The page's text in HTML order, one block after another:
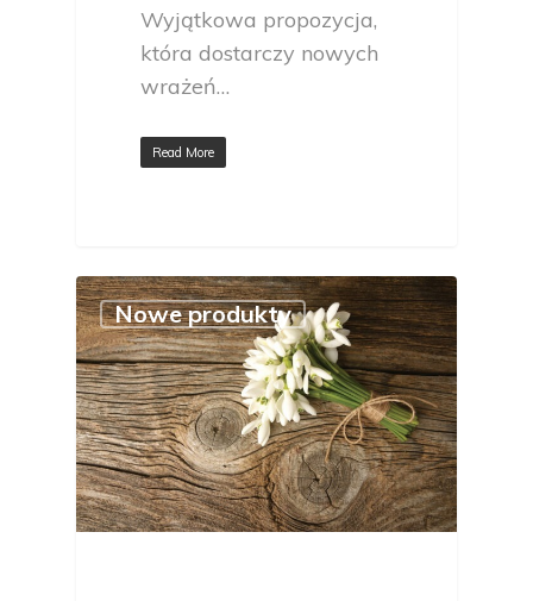
Wyjątkowa propozycja,
która dostarczy nowych
wrażeń…
Read More
Nowe produkty